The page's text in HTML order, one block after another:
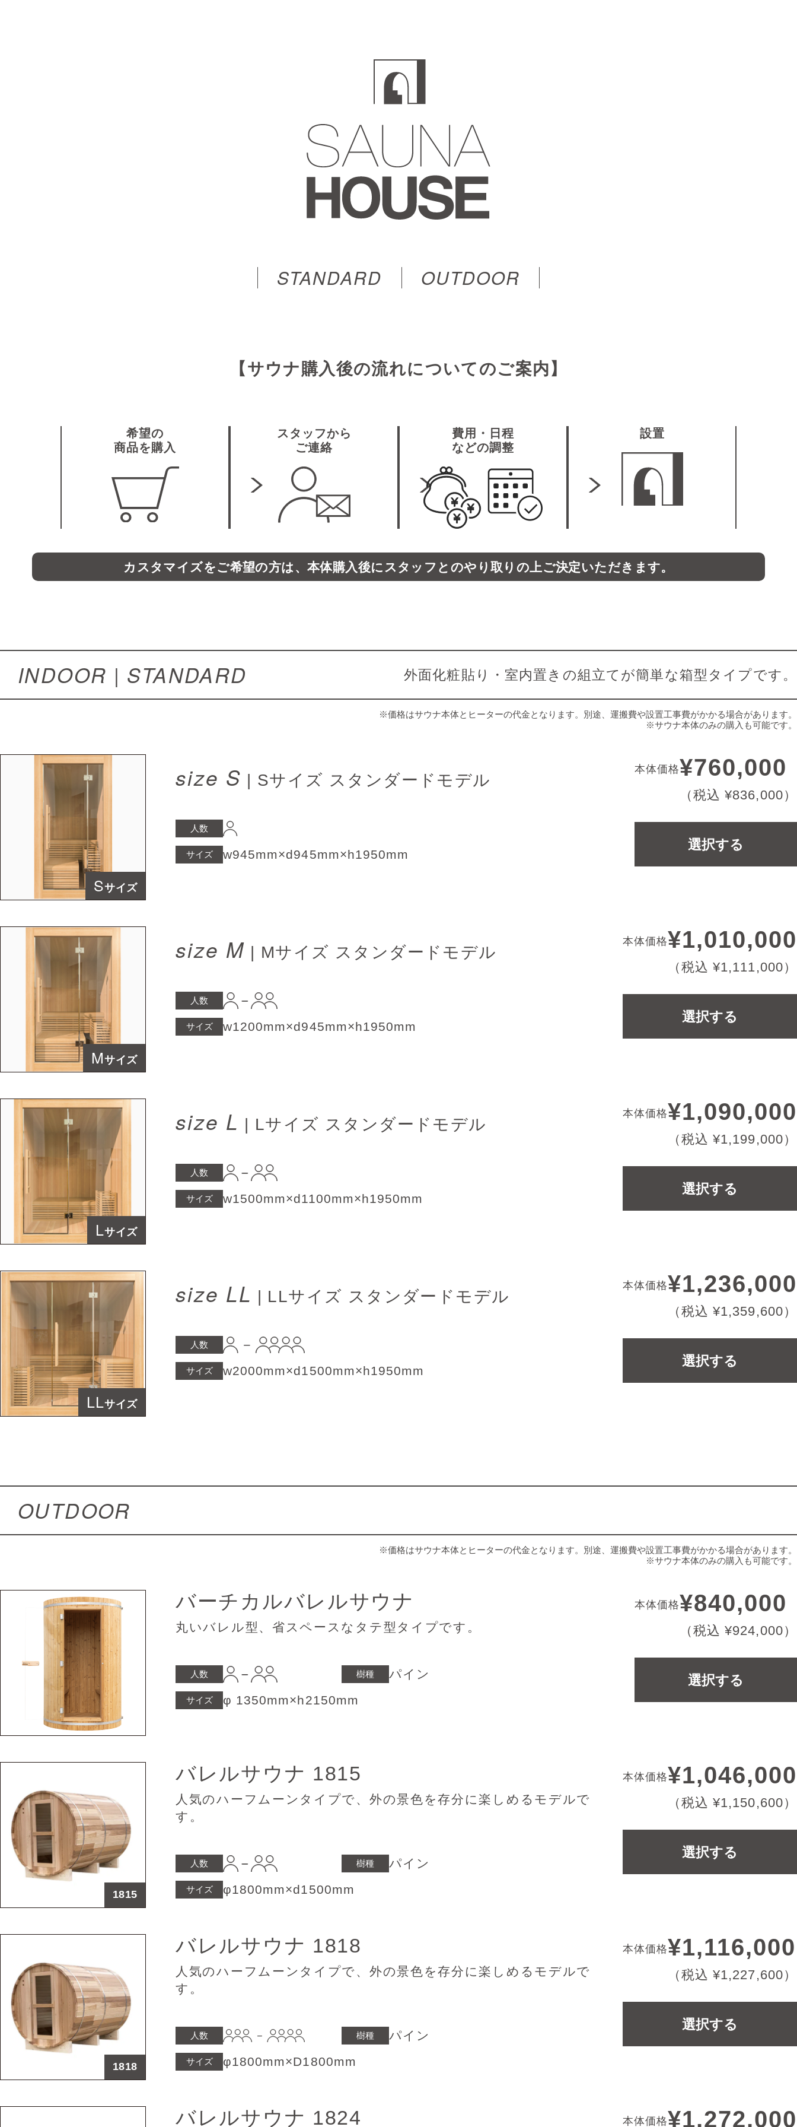
STANDARD OUTDOOR
【サウナ購入後の流れについてのご案内】
希望の
商品を購入
スタッフから
ご連絡
費用・日程
などの調整
設置
カスタマイズをご希望の方は、本体購入後に スタッフとのやり取りの上ご決定いただきます。
INDOOR | STANDARD 外面化粧貼り・室内置きの組立てが簡単な箱型タイプです。
※価格はサウナ本体とヒーターの代金となります。 別途、運搬費や設置工事費がかかる場合があります。
※サウナ本体のみの購入も可能です。
Sサイズ
size S | Sサイズ スタンダードモデル
人数
サイズ w945mm×d945mm×h1950mm
本体価格¥760,000
（税込 ¥836,000）
選択する
Mサイズ
size M | Mサイズ スタンダードモデル
人数
サイズ w1200mm×d945mm×h1950mm
本体価格¥1,010,000
（税込 ¥1,111,000）
選択する
Lサイズ
size L | Lサイズ スタンダードモデル
人数
サイズ w1500mm×d1100mm×h1950mm
本体価格¥1,090,000
（税込 ¥1,199,000）
選択する
LLサイズ
size LL | LLサイズ スタンダードモデル
人数
サイズ w2000mm×d1500mm×h1950mm
本体価格¥1,236,000
（税込 ¥1,359,600）
選択する
OUTDOOR
※価格はサウナ本体とヒーターの代金となります。 別途、運搬費や設置工事費がかかる場合があります。
※サウナ本体のみの購入も可能です。
バーチカルバレルサウナ
丸いバレル型、省スペースなタテ型タイプです。
人数
サイズ φ 1350mm×h2150mm
樹種 パイン
本体価格¥840,000
（税込 ¥924,000）
選択する
1815
バレルサウナ 1815
人気のハーフムーンタイプで、外の景色を存分に楽しめるモデルで
す。
人数
サイズ φ1800mm×d1500mm
樹種 パイン
本体価格¥1,046,000
（税込 ¥1,150,600）
選択する
1818
バレルサウナ 1818
人気のハーフムーンタイプで、外の景色を存分に楽しめるモデルで
す。
人数
サイズ φ1800mm×D1800mm
樹種 パイン
本体価格¥1,116,000
（税込 ¥1,227,600）
選択する
バレルサウナ 1824 本体価格¥1,272,000